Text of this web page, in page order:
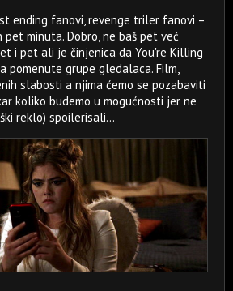
ending fanovi, revenge triler fanovi –
minuta. Dobro, ne baš pet već
i pet ali je činjenica da You're Killing
pomenute grupe gledalaca. Film,
slabosti a njima ćemo se pozabaviti
koliko budemo u mogućnosti jer ne
reklo) spoilerisali...